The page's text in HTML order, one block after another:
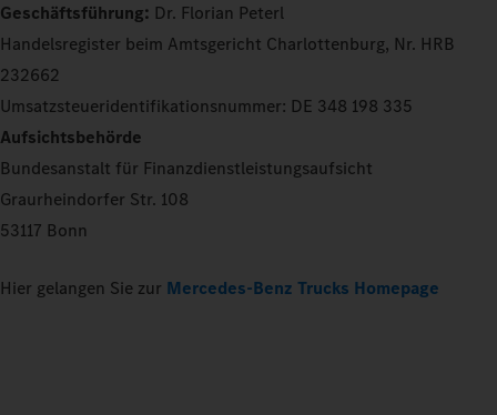
Geschäftsführung: Dr. Florian Peterl
Handelsregister beim Amtsgericht Charlottenburg, Nr. HRB
232662
Umsatzsteueridentifikationsnummer: DE 348 198 335
Aufsichtsbehörde
Bundesanstalt für Finanzdienstleistungsaufsicht
Graurheindorfer Str. 108
53117 Bonn
Hier gelangen Sie zur Mercedes-Benz Trucks Homepage